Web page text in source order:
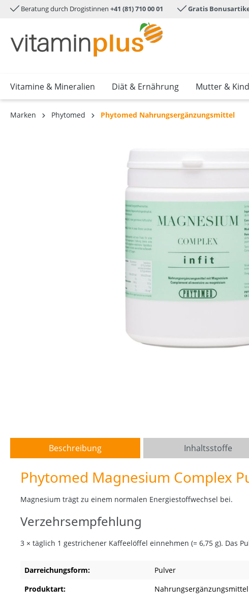
springen Zur Hauptnavigation springen
Beratung durch Drogistinnen +41 (81) 710 00 01 Gratis
Vitamine & Mineralien Diät & Ernährung Mutter & Kind
Marken Phytomed Phytomed Nahrungsergänzungsmittel
Beschreibung Inhaltsstoffe
Phytomed Magnesium Complex
Magnesium trägt zu einem normalen Energiestoffwechsel bei.
Verzehrsempfehlung
3 × täglich 1 gestrichener Kaffeelöffel einnehmen (= 6,75 g). Das
Darreichungsform:
Pulver
Produktart:
Nahrungsergänzungsmittel